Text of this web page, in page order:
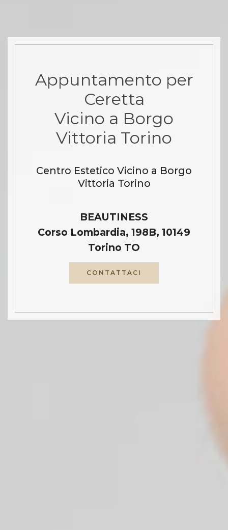
Appuntamento per
Ceretta
Vicino a Borgo
Vittoria Torino
Centro Estetico Vicino a Borgo
Vittoria Torino
BEAUTINESS
Corso Lombardia, 198B, 10149
Torino TO
CONTATTACI